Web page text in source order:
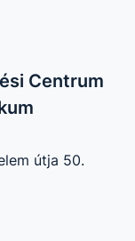
Centrum
útja 50.